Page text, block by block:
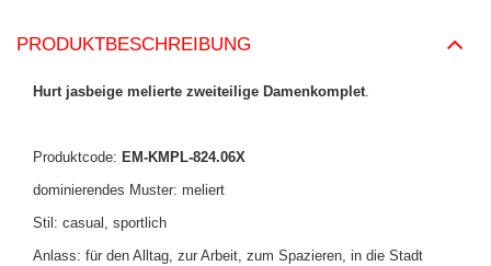
PRODUKTBESCHREIBUNG
Hurt jasbeige melierte zweiteilige Damenkomplet
Produktcode: EM-KMPL-824.06X
dominierendes Muster: meliert
Stil: casual, sportlich
Anlass: für den Alltag, zur Arbeit, zum Spazieren, in die Stadt